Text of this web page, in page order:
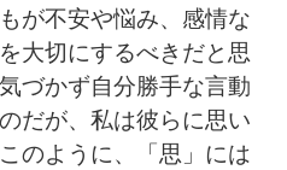
が不安や悩み、感情な
大切にするべきだと思
づかず自分勝手な言動
だが、私は彼らに思い
のように、「思」には